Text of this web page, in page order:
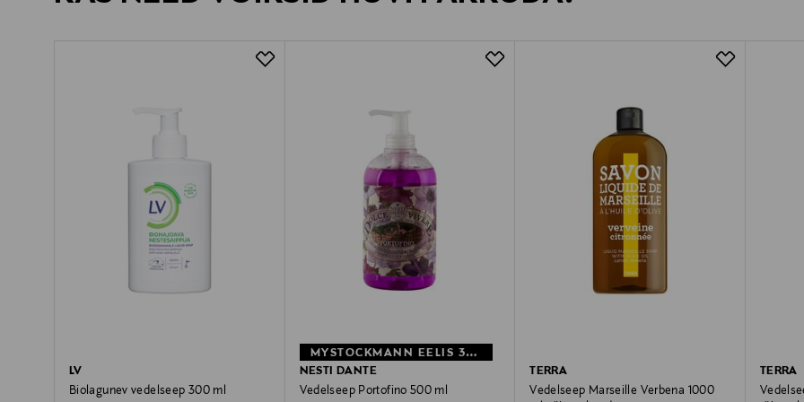
LV
Biolagunev vedelseep 300 ml
MYSTOCKMANN EELIS 33%
NESTI DANTE
Vedelseep Portofino 500 ml
TERRA
Vedelseep Marseille Verbena 1000
TERRA